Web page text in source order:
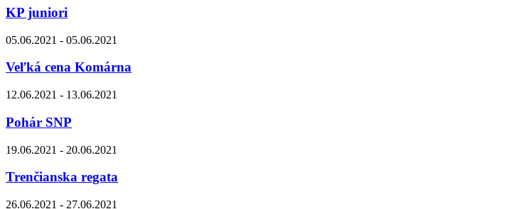
KP juniori
05.06.2021 - 05.06.2021
Veľká cena Komárna
12.06.2021 - 13.06.2021
Pohár SNP
19.06.2021 - 20.06.2021
Trenčianska regata
26.06.2021 - 27.06.2021